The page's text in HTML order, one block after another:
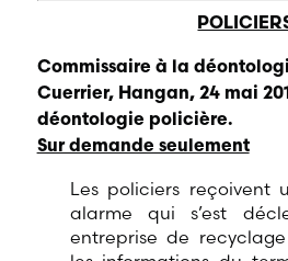
Commissaire à la
Cuerrier, Hangan, 24 mai
déontologie policière.
Sur demande seulement
Les policiers reçoivent
alarme qui s’est
entreprise de